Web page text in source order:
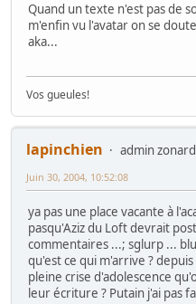
Quand un texte n'est pas de
m'enfin vu l'avatar on se
aka...
Vos gueules!
lapinchien
admin zonard
Juin 30, 2004, 10:52:08
ya pas une place vacante à
pasqu'Aziz du Loft devrait
commentaires ...; sglurp ...
qu'est ce qui m'arrive ?
pleine crise d'adolescence
leur écriture ? Putain j'ai pas